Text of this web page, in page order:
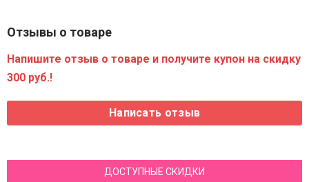
Отзывы о товаре
Напишите отзыв о товаре и получите купон на скидку
300 руб.!
ДОСТУПНЫЕ СКИДКИ